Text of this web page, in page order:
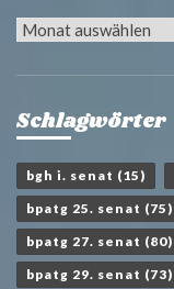
Archiv
Schlagwörter
bgh i. senat (15)
bpatg 25. senat (75)
bpatg 27. senat (80)
bpatg 29. senat (73)